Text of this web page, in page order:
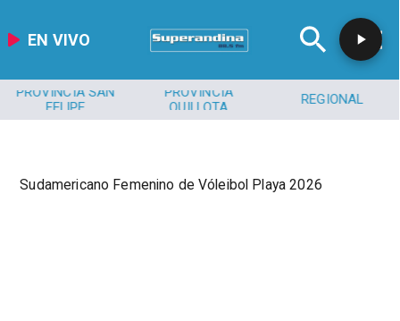
EN VIVO
PROVINCIA SAN
FELIPE
PROVINCIA
QUILLOTA
REGIONAL
Sudamericano Femenino de Vóleibol Playa 2026